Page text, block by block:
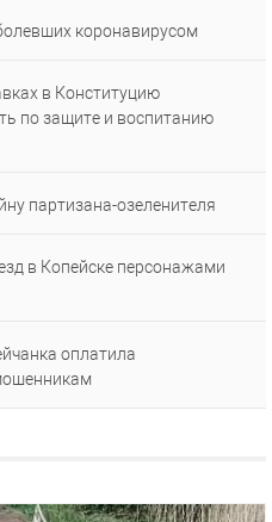
коронавирусом
в Конституцию
по защите и воспитанию
партизана-озеленителя
в Копейске персонажами
оплатила